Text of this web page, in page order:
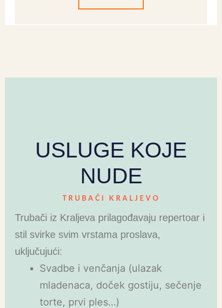
USLUGE KOJE
NUDE
TRUBAČI KRALJEVO
Trubači iz Kraljeva prilagođavaju repertoar i
stil svirke svim vrstama proslava,
uključujući:
Svadbe i venčanja (ulazak
mladenaca, doček gostiju, sečenje
torte, prvi ples…)